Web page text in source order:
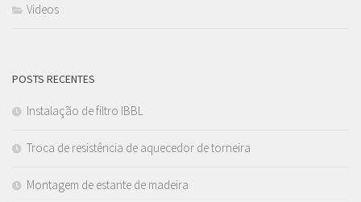
Videos
POSTS RECENTES
Instalação de filtro IBBL
Troca de resistência de aquecedor de torneira
Montagem de estante de madeira